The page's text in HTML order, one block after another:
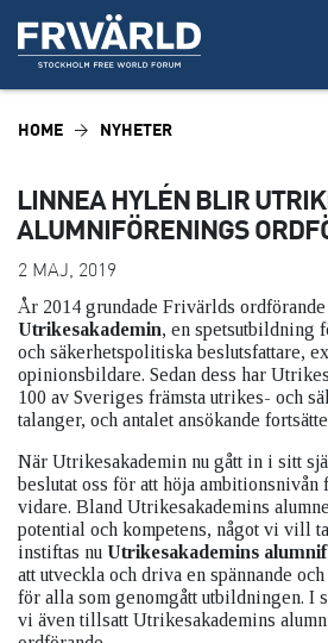
HOME NYHETER
LINNEA HYLÉN BLIR
ALUMNIFÖRENINGS
2 MAJ, 2019
År 2014 grundade Frivärlds ordförande
Utrikesakademin, en spetsutbildning
och säkerhetspolitiska beslutsfattare,
opinionsbildare. Sedan dess har
100 av Sveriges främsta utrikes- och
talanger, och antalet ansökande
När Utrikesakademin nu gått in i sitt
beslutat oss för att höja ambitionsnivån
vidare. Bland Utrikesakademins
potential och kompetens, något vi vill
instiftas nu Utrikesakademins
att utveckla och driva en spännande
för alla som genomgått utbildningen. I
vi även tillsatt Utrikesakademins